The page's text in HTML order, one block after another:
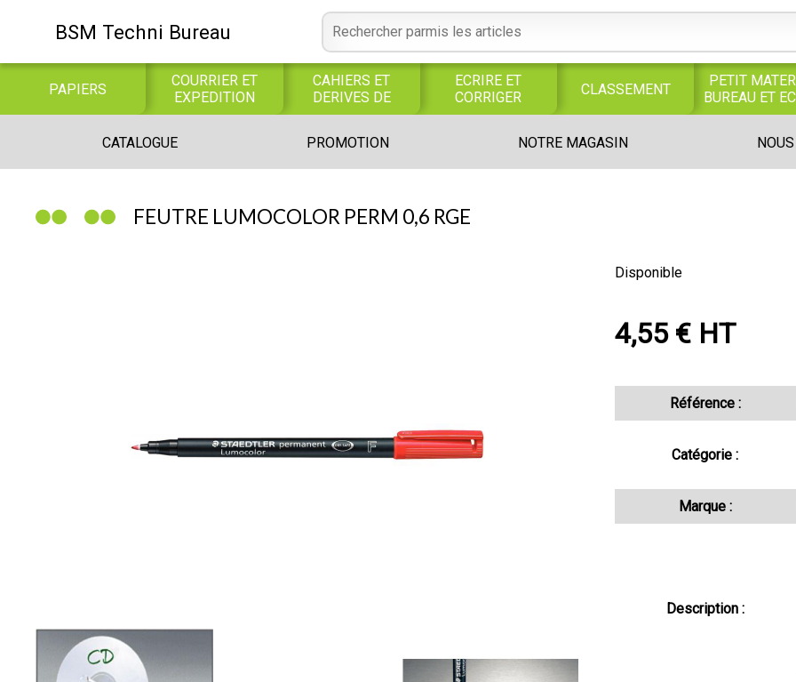
BSM Techni Bureau
PAPIERS
COURRIER ET
EXPEDITION
CAHIERS ET
DERIVES DE
PAPIER
ECRIRE ET
CORRIGER
CLASSEMENT
PETIT
BUREAU ET
BUREAUTIQUE INFORMATIQUE
INFORMATIQUES
ALIMENTAIRES
MANUELS
CATALOGUE PROMOTION NOTRE MAGASIN
FEUTRE LUMOCOLOR PERM 0,6 RGE
Disponible
4,55 € HT
Référence :
Catégorie :
Marque :
Description :